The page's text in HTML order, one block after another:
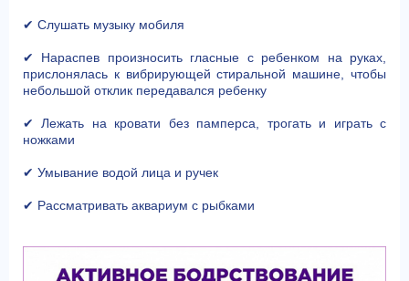
✔ Слушать музыку мобиля
✔ Нараспев произносить гласные с ребенком на руках,
прислонялась к вибрирующей стиральной машине, чтобы
небольшой отклик передавался ребенку
✔ Лежать на кровати без памперса, трогать и играть с
ножками
✔ Умывание водой лица и ручек
✔ Рассматривать аквариум с рыбками